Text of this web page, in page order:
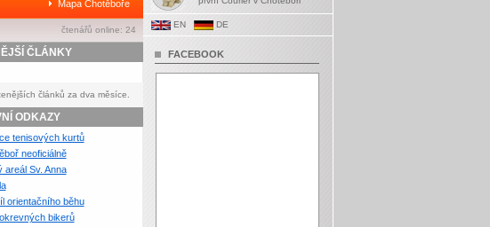
Mapa Chotěboře
čtenářů online: 24
ČLÁNKY
článků za dva měsíce.
ODKAZY
tenisových kurtů
neoficiálně
areál Sv. Anna
orientačního běhu
bikerů
EN DE
FACEBOOK